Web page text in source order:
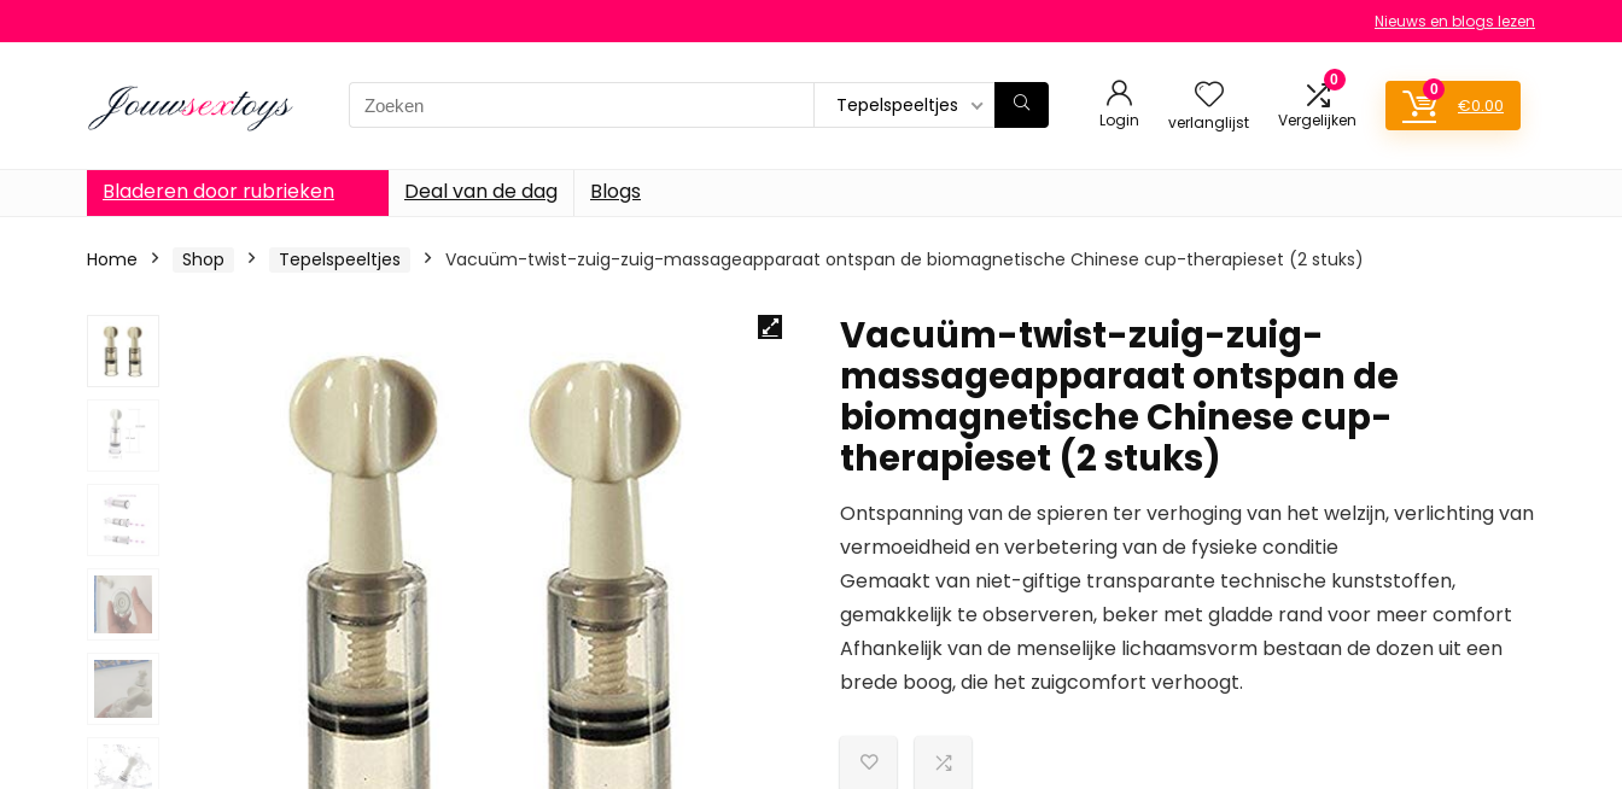
Nieuws en blogs lezen
Search
for:
Tepelspeeltjes
Login verlanglijst
0
Vergelijken
0
€0.00
Bladeren door rubrieken Deal van de dag Blogs
Home Shop Tepelspeeltjes Vacuüm-twist-zuig-zuig-massageapparaat ontspan de biomagnetische Chinese cup-therapieset (2 stuks)
Vacuüm-twist-zuig-zuig-
massageapparaat ontspan de
biomagnetische Chinese cup-
therapieset (2 stuks)
Ontspanning van de spieren ter verhoging van het welzijn, verlichting van
vermoeidheid en verbetering van de fysieke conditie
Gemaakt van niet-giftige transparante technische kunststoffen,
gemakkelijk te observeren, beker met gladde rand voor meer comfort
Afhankelijk van de menselijke lichaamsvorm bestaan de dozen uit een
brede boog, die het zuigcomfort verhoogt.